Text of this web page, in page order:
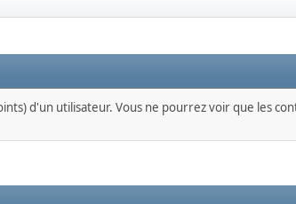
d'un utilisateur. Vous ne pourrez voir que les